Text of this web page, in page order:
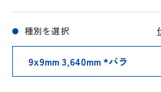
種別を選択